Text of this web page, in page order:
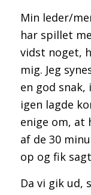
Min leder/
har spillet
vidst noget,
mig. Jeg
en god
igen lagde
enige om, at
af de 30
op og fik
Da vi gik ud,